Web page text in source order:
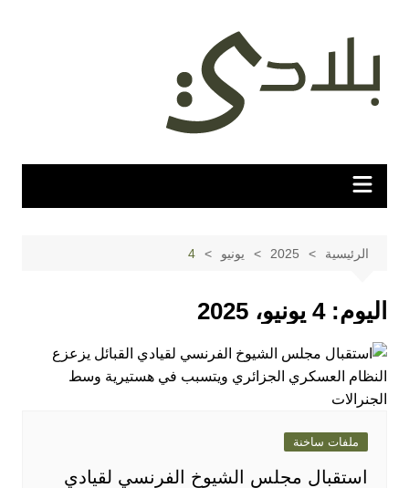
المحتوى
الرئيسية 2025 يونيو 4
اليوم:4 يونيو، 2025
ملفات ساخنة
استقبال مجلس الشيوخ الفرنسي لقيادي